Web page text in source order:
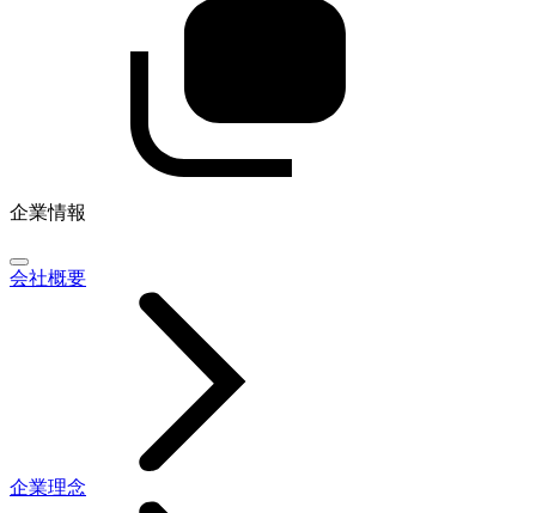
企業情報
会社概要
企業理念